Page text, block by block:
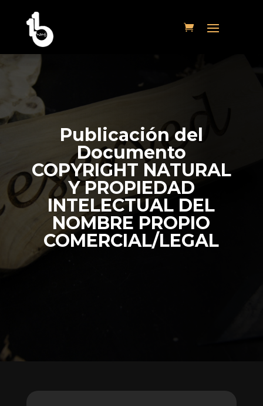
Publicación del
Documento
COPYRIGHT NATURAL
Y PROPIEDAD
INTELECTUAL DEL
NOMBRE PROPIO
COMERCIAL/LEGAL